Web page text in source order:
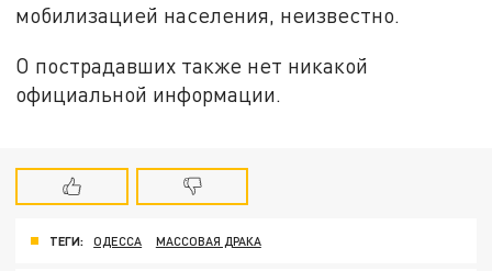
мобилизацией населения, неизвестно.
О пострадавших также нет никакой
официальной информации.
ТЕГИ: ОДЕССА МАССОВАЯ ДРАКА